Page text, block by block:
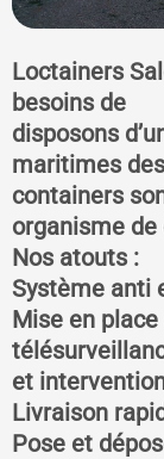
Loctainers
besoins de
disposons
maritimes
containers
organisme
Nos atouts :
Système anti
Mise en place
et
Livraison
Pose et